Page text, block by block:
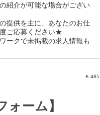
紹介が可能な場合がござい
提供を主に、あなたのお仕
ご応募ください★
ークで未掲載の求人情報も
K-485
ォーム】